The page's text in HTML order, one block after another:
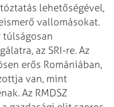
lehetőségével,
vallomásokat.
túlságosan
az SRI-re. Az
erős Romániában,
van, mint
Az RMDSZ